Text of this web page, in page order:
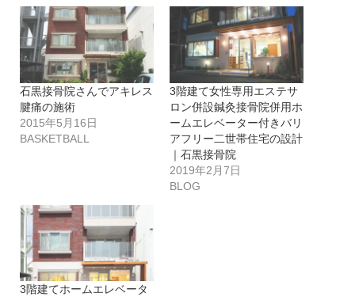
石黒接骨院さんでアキレス
腱痛の施術
2015年5月16日
BASKETBALL
3階建て女性専用エステサ
ロン併設鍼灸接骨院併用ホ
ームエレベーター付きバリ
アフリー二世帯住宅の設計
｜石黒接骨院
2019年2月7日
BLOG
3階建てホームエレベータ